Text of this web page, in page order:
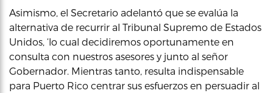
Asimismo, el Secretario adelantó que se evalúa la
alternativa de recurrir al Tribunal Supremo de Estados
Unidos, ‘lo cual decidiremos oportunamente en
consulta con nuestros asesores y junto al señor
Gobernador. Mientras tanto, resulta indispensable
para Puerto Rico centrar sus esfuerzos en persuadir al